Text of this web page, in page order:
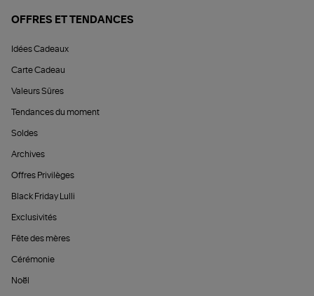
OFFRES ET TENDANCES
Idées Cadeaux
Carte Cadeau
Valeurs Sûres
Tendances du moment
Soldes
Archives
Offres Privilèges
Black Friday Lulli
Exclusivités
Fête des mères
Cérémonie
Noël